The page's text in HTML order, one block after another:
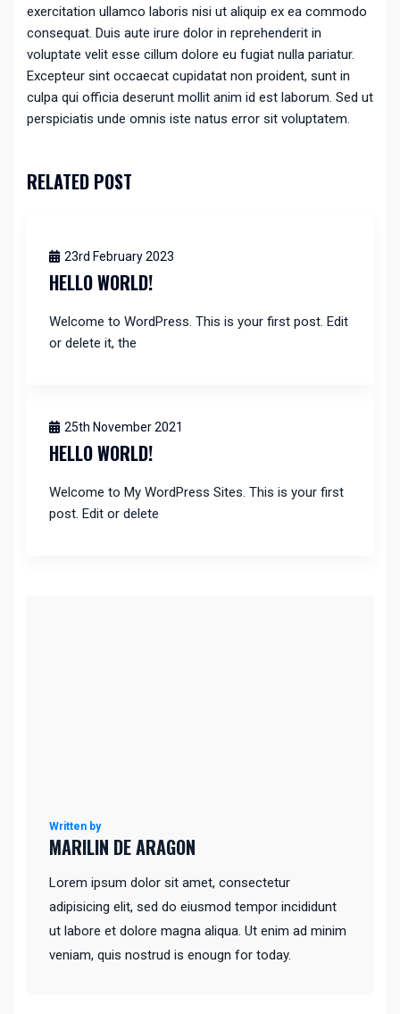
exercitation ullamco laboris nisi ut aliquip ex ea commodo
consequat. Duis aute irure dolor in reprehenderit in
voluptate velit esse cillum dolore eu fugiat nulla pariatur.
Excepteur sint occaecat cupidatat non proident, sunt in
culpa qui officia deserunt mollit anim id est laborum. Sed ut
perspiciatis unde omnis iste natus error sit voluptatem.
RELATED POST
23rd February 2023
HELLO WORLD!
Welcome to WordPress. This is your first post. Edit
or delete it, the
25th November 2021
HELLO WORLD!
Welcome to My WordPress Sites. This is your first
post. Edit or delete
Written by
MARILIN DE ARAGON
Lorem ipsum dolor sit amet, consectetur
adipisicing elit, sed do eiusmod tempor incididunt
ut labore et dolore magna aliqua. Ut enim ad minim
veniam, quis nostrud is enougn for today.